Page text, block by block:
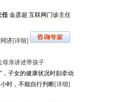
任 金彦超 互联网门诊主任
济[详细]
子女的健康状况时刻牵动
时，不能自行判断[详细]